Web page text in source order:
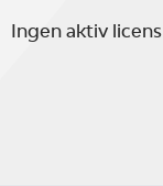
Ingen aktiv licens